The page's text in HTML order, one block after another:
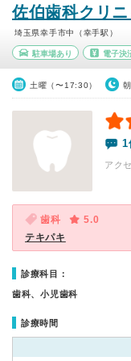
佐伯歯科クリニ
埼玉県幸手市中（幸手駅）
駐車場あり 電子決
土曜（〜17:30）
1
アク
歯科
5.0
テキパキ
診療科目：
歯科、小児歯科
診療時間